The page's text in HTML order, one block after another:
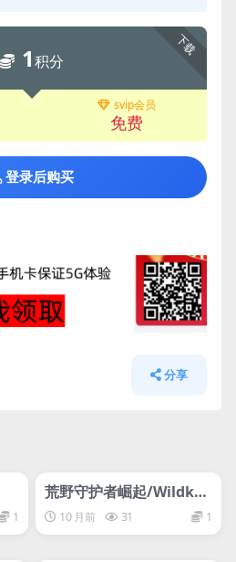
下载
1积分
svip会员
免费
登录后购买
分享
戏
1
网盘下载游戏
荒野守护者崛起/Wildkee
pers Rising
10 月前 31 1